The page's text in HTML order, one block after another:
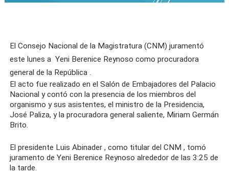
El Consejo Nacional de la Magistratura (CNM) juramentó
este lunes a Yeni Berenice Reynoso como procuradora
general de la República .
El acto fue realizado en el Salón de Embajadores del Palacio
Nacional y contó con la presencia de los miembros del
organismo y sus asistentes, el ministro de la Presidencia,
José Paliza, y la procuradora general saliente, Miriam Germán
Brito.
El presidente Luis Abinader, como titular del CNM , tomó
juramento de Yeni Berenice Reynoso alrededor de las 3:25 de
la tarde.